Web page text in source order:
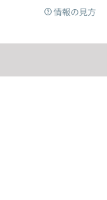
情報の見方